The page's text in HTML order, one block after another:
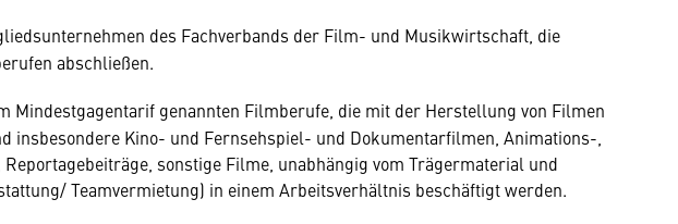
des Fachverbands der Film- und Musikwirtschaft, die
abschließen.
Mindestgagentarif genannten Filmberufe, die mit der Herstellung von Filmen
insbesondere Kino- und Fernsehspiel- und Dokumentarfilmen, Animations-,
sonstige Filme, unabhängig vom Trägermaterial und
Teamvermietung) in einem Arbeitsverhältnis beschäftigt werden.